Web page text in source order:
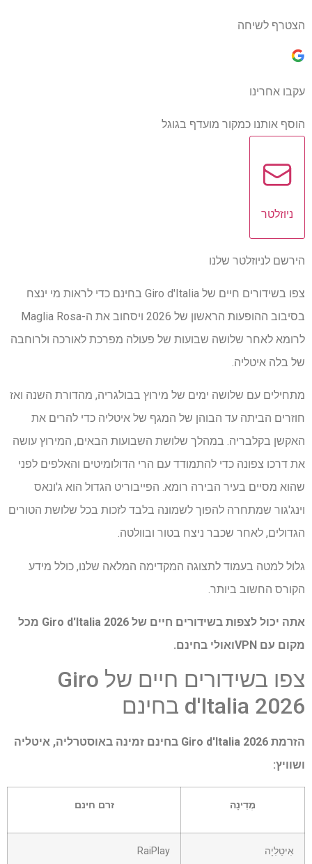
הצטרף לשיחה
עקבו אחרינו
הוסף אותנו כמקור מועדף בגוגל
ניוזלטר
הירשם לניוזלטר שלנו
צפו בשידורים חיים של Giro d'Italia בחינם כדי לראות מי ינצח
בסיבוב ההופעות הראשון של 2026 ויסחוב את ה-Maglia Rosa
לרומא לאחר שלושה שבועות של פעולה מפרכת לאורכה ולרוחבה
של בלה איטליה.
מתחילים עם שלושה ימים של מירוץ בבולגריה, מהדורת השנה ואז
חוזרים הביתה עד הבוהן של המגף של איטליה כדי להרים את
האקשן בקלבריה. במהלך שלושת השבועות הבאים, המירוץ עושה
את דרכו צפונה כדי להתמודד עם הרי הדולומיטים והאלפים לפני
שהוא מסיים בעיר הבירה רומא. הפייבוריט הגדול הוא ג'ונאס
וינג'גור שמתחרה להפוך לשמונה בלבד לזכות בכל שלושת הטורים
הגדולים, לאחר שכבר ניצח בטור ובוולטה.
גלול למטה בעמוד לתצוגה המקדימה המלאה שלנו, כולל מידע
הקורס החשוב ביותר.
אתה יכול לצפות בשידורים חיים של Giro d'Italia 2026
מכל
מקום עם VPN
ואולי בחינם.
צפו בשידורים חיים של Giro
d'Italia 2026 בחינם
הזרמת Giro d'Italia 2026 בחינם זמינה באוסטרליה, איטליה
ושוויץ:
מְדִינָה זרם חינם
אִיטַלִיָה RaiPlay